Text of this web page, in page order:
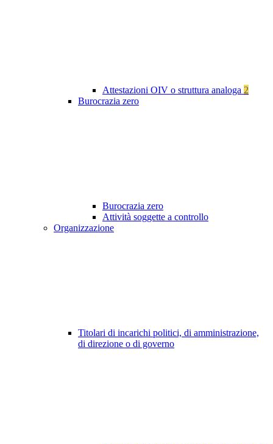
Attestazioni OIV o struttura analoga 2
Burocrazia zero
Burocrazia zero
Attività soggette a controllo
Organizzazione
Titolari di incarichi politici, di amministrazione,
di direzione o di governo